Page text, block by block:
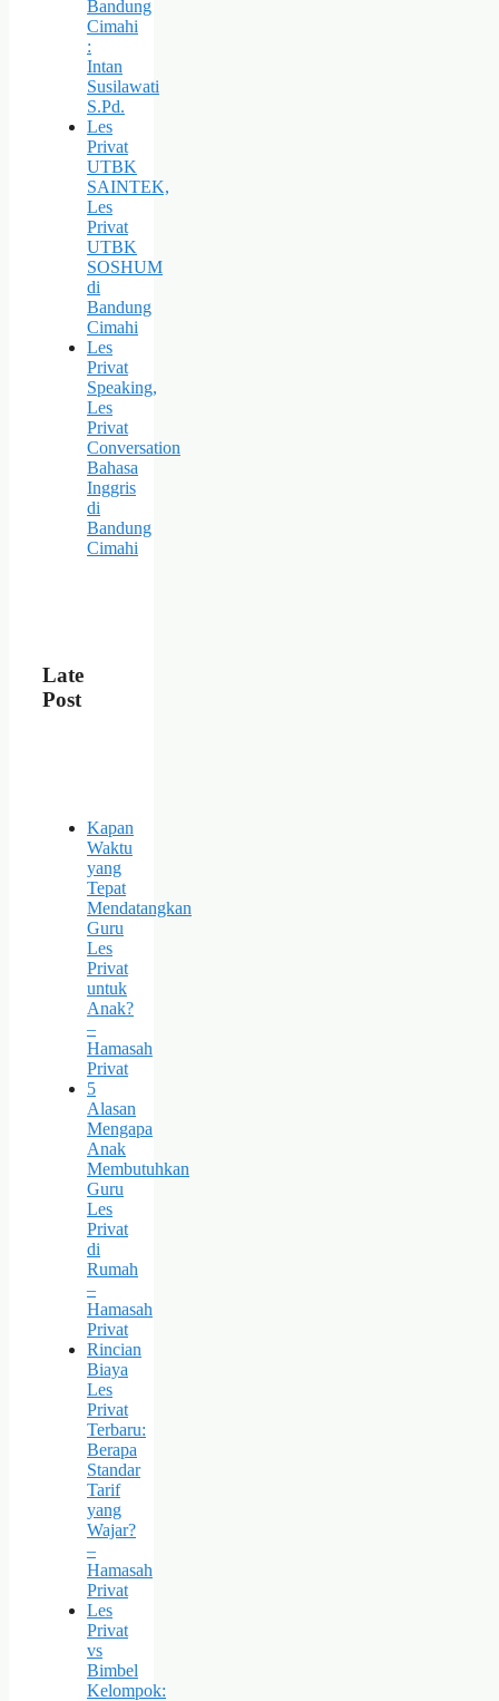
Bandung
Cimahi
:
Intan
Susilawati
S.Pd.
Les
Privat
UTBK
SAINTEK,
Les
Privat
UTBK
SOSHUM
di
Bandung
Cimahi
Les
Privat
Speaking,
Les
Privat
Conversation
Bahasa
Inggris
di
Bandung
Cimahi
Late
Post
Kapan
Waktu
yang
Tepat
Mendatangkan
Guru
Les
Privat
untuk
Anak?
–
Hamasah
Privat
5
Alasan
Mengapa
Anak
Membutuhkan
Guru
Les
Privat
di
Rumah
–
Hamasah
Privat
Rincian
Biaya
Les
Privat
Terbaru:
Berapa
Standar
Tarif
yang
Wajar?
–
Hamasah
Privat
Les
Privat
vs
Bimbel
Kelompok: